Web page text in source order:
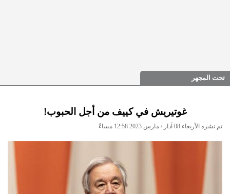
تحت المجهر
غوتيريش في كييف من أجل الحبوب!
تم نشره الأربعاء 08 آذار / مارس 2023 12:58 مساءً